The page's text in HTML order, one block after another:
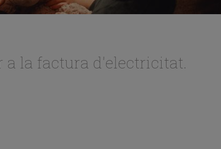
la factura d'electricitat.